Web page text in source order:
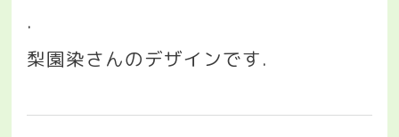
.
梨園染さんのデザインです.